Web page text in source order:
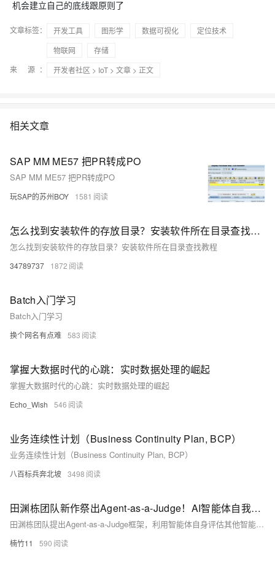
机会建立自己的底线跟原则了
文章标签： 开发工具 图形学 数据可视化
定位技术
物联网
存储
来 源：
开发者社区 > IoT > 文章 > 正文
相关文章
SAP MM ME57 把PR转成PO
SAP MM ME57 把PR转成PO
玩SAP的苏州BOY 1581
怎么找到安装软件的存放目录？安装软件所在目录查找教程
怎么找到安装软件的存放目录？安装软件所在目录查找教程
34789737 1872
Batch入门学习
Batch入门学习
换个网名有点难 583
掌握大数据时代的心跳：实时数据处理的崛起
掌握大数据时代的心跳：实时数据处理的崛起
Echo_Wish 546
业务连续性计划（Business Continuity Plan, BCP）
业务连续性计划（Business Continuity Plan, BCP）
八百标兵奔北坡 3498
田渊栋团队新作祭出Agent-as-a-Judge！AI智能体自我审判，成本暴跌97%
田渊栋团队提出Agent-as-a-Judge框架，利用智能体自身评估其他智能体的性能，不仅关注最终结果，还能提供中间反馈，更全面准确地反映智能体的真实能力。该框架在DevAI基准测试中表现出色，成本效益显著，为智能体的自我改进提供了有力支持。
楠竹11 590